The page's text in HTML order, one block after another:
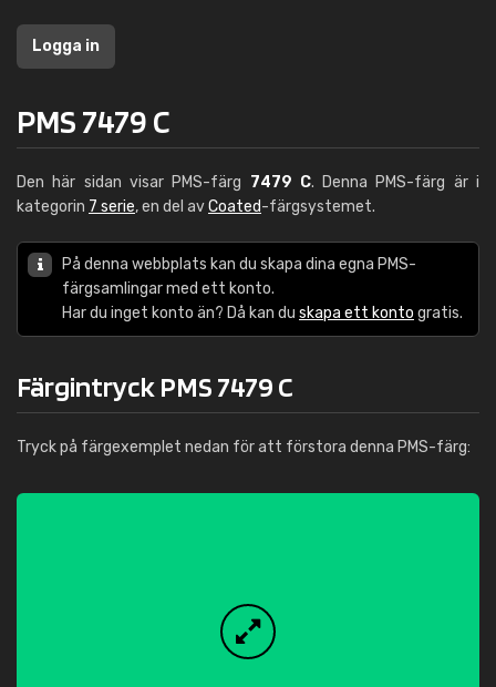
Logga in
PMS 7479 C
Den här sidan visar PMS-färg 7479 C. Denna PMS-färg är i
kategorin 7 serie, en del avCoated-färgsystemet.
På denna webbplats kan du skapa dina egna PMS-
färgsamlingar med ett konto.
Har du inget konto än? Då kan du skapa ett konto gratis.
Färgintryck PMS 7479 C
Tryck på färgexemplet nedan för att förstora denna PMS-färg: